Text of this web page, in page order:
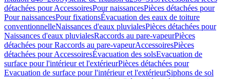
détachées pour AccessoiresPour naissancesPièces détachées pour
Pour naissancesPour fixationsÉvacuation des eaux de toiture
conventionnelleNaissances d'eaux pluvialesPièces détachées pour
Naissances d'eaux pluvialesRaccords au pare-vapeurPièces
détachées pour Raccords au pare-vapeurAccessoiresPièces
détachées pour AccessoiresÉvacuation des solsEvacuation de
surface pour l'intérieur et l'extérieurPièces détachées pour
Evacuation de surface pour l'intérieur et l'extérieurSiphons de sol